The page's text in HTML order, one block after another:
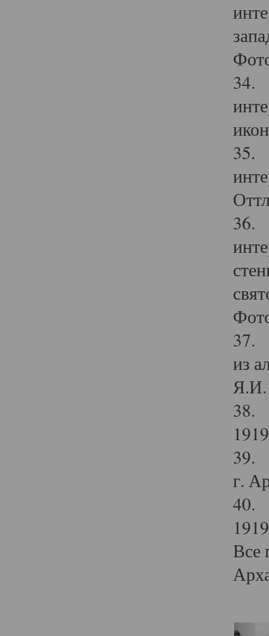
34.
35.
36.
37.
из
Я.И.
38.
39.
г.
40.
Все